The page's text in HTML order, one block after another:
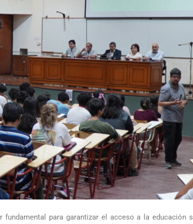
para garantizar el acceso a la educación